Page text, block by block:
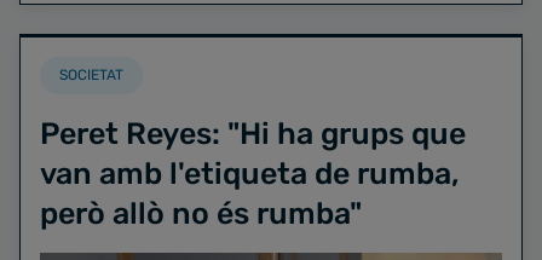
SOCIETAT
Peret Reyes: "Hi ha grups que
van amb l'etiqueta de rumba,
però allò no és rumba"